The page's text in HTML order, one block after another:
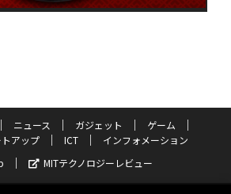
ニュース ガジェット
ゲーム
アップ ICT
インフォメーション
MITテクノロジーレビュー